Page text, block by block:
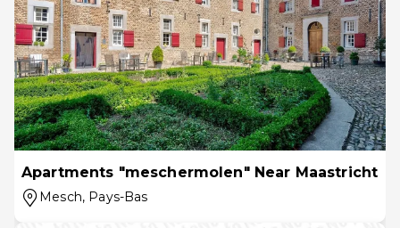
Apartments "meschermolen" Near Maastricht
Mesch, Pays-Bas